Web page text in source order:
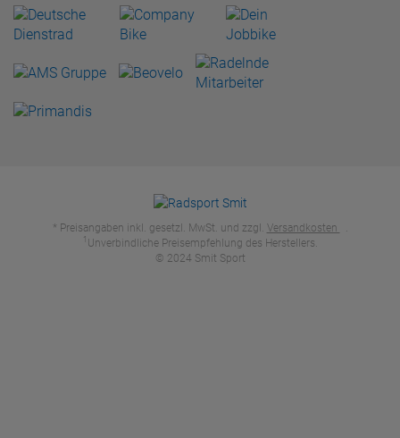
* Preisangaben inkl. gesetzl. MwSt. und zzgl. Versandkosten .
1 Unverbindliche Preisempfehlung des Herstellers.
© 2024 Smit Sport